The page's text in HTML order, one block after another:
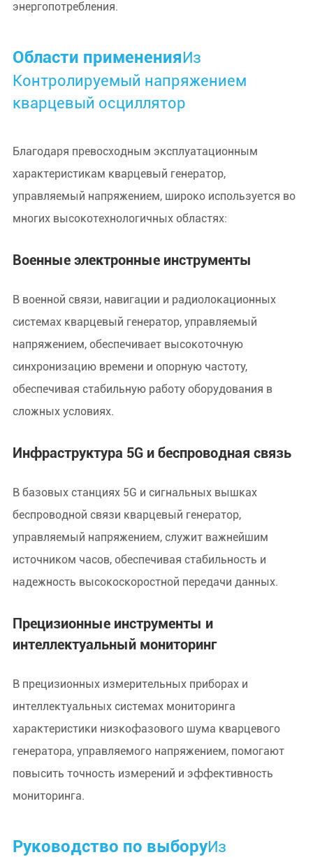
энергопотребления.
Области примененияИз
Контролируемый напряжением
кварцевый осциллятор
Благодаря превосходным эксплуатационным
характеристикам кварцевый генератор,
управляемый напряжением, широко используется во
многих высокотехнологичных областях:
Военные электронные инструменты
В военной связи, навигации и радиолокационных
системах кварцевый генератор, управляемый
напряжением, обеспечивает высокоточную
синхронизацию времени и опорную частоту,
обеспечивая стабильную работу оборудования в
сложных условиях.
Инфраструктура 5G и беспроводная связь
В базовых станциях 5G и сигнальных вышках
беспроводной связи кварцевый генератор,
управляемый напряжением, служит важнейшим
источником часов, обеспечивая стабильность и
надежность высокоскоростной передачи данных.
Прецизионные инструменты и
интеллектуальный мониторинг
В прецизионных измерительных приборах и
интеллектуальных системах мониторинга
характеристики низкофазового шума кварцевого
генератора, управляемого напряжением, помогают
повысить точность измерений и эффективность
мониторинга.
Руководство по выборуИз